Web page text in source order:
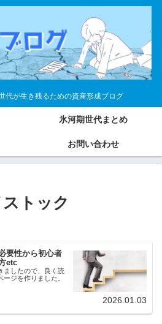
代が生き残るための資産形成ブログ
氷河期世代まとめ
お問い合わせ
トック
要性から初心者
etc
ましたので、良く読
ジを作りました。
2026.01.03